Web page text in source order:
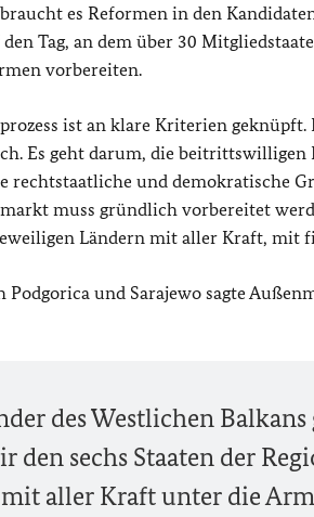
es Reformen in den
den Tag, an dem über 30
vorbereiten.
ist an klare Kriterien
Es geht darum, die
rechtstaatliche und demokratische
muss gründlich vorbereitet
Ländern mit aller Kraft, mit
und Sarajewo sagte
des Westlichen
den sechs Staaten der
aller Kraft unter die